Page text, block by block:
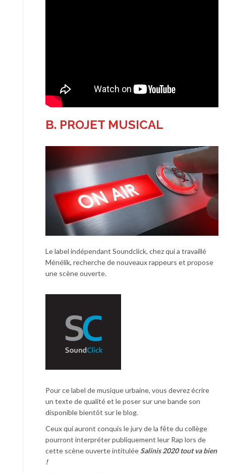
B. PROJET MUSICAL
Le label indépendant Soundclick, chez qui a travaillé
Ménélik, recherche de nouveaux rappeurs et propose
une scène ouverte.
Pour ce label de musique urbaine, vous devrez écrire
un texte de qualité et le poser sur une bande son
disponible bientôt sur le blog.
Ceux qui auront conquis le jury de la fête du collège
pourront interpréter publiquement leur Rap lors de
cette scène ouverte intituléeSalinis 2020 tout va bien
!